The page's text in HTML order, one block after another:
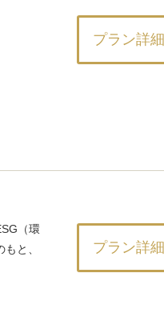
プラン詳細
（環
と、
プラン詳細